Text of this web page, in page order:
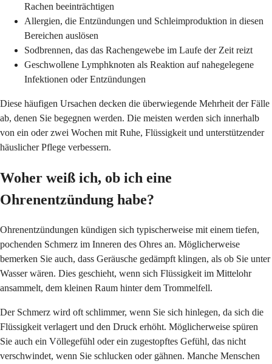
Rachen beeinträchtigen
Allergien, die Entzündungen und Schleimproduktion in diesen
Bereichen auslösen
Sodbrennen, das das Rachengewebe im Laufe der Zeit reizt
Geschwollene Lymphknoten als Reaktion auf nahegelegene
Infektionen oder Entzündungen
Diese häufigen Ursachen decken die überwiegende Mehrheit der Fälle
ab, denen Sie begegnen werden. Die meisten werden sich innerhalb
von ein oder zwei Wochen mit Ruhe, Flüssigkeit und unterstützender
häuslicher Pflege verbessern.
Woher weiß ich, ob ich eine
Ohrenentzündung habe?
Ohrenentzündungen kündigen sich typischerweise mit einem tiefen,
pochenden Schmerz im Inneren des Ohres an. Möglicherweise
bemerken Sie auch, dass Geräusche gedämpft klingen, als ob Sie unter
Wasser wären. Dies geschieht, wenn sich Flüssigkeit im Mittelohr
ansammelt, dem kleinen Raum hinter dem Trommelfell.
Der Schmerz wird oft schlimmer, wenn Sie sich hinlegen, da sich die
Flüssigkeit verlagert und den Druck erhöht. Möglicherweise spüren
Sie auch ein Völlegefühl oder ein zugestopftes Gefühl, das nicht
verschwindet, wenn Sie schlucken oder gähnen. Manche Menschen